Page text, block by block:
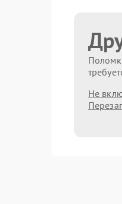
Не